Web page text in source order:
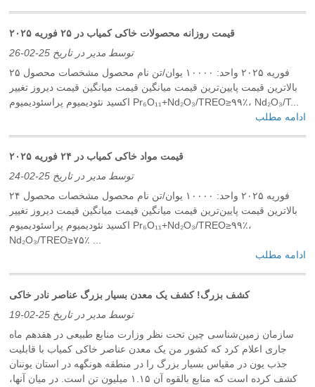
قیمت روزانه محصولات خاکی کمیاب در ۲۵ فوریه ۲۰۲۵
توسط مدیر در تاریخ 25-02-26
۲۵ فوریه ۲۰۲۵ واحد: ۱۰۰۰۰ یوان/تن نام محصول مشخصات محصول
بالاترین قیمت پایین‌ترین قیمت میانگین قیمت میانگین قیمت دیروز تغییر
اکسید نئودیمیوم پراسئودیمیوم Pr₆O₁₁+Nd₂O₃/TREO≥۹۹٪، Nd₂O₃/T...
ادامه مطلب
قیمت مواد خاکی کمیاب در ۲۴ فوریه ۲۰۲۵
توسط مدیر در تاریخ 25-02-24
۲۴ فوریه ۲۰۲۵ واحد: ۱۰۰۰۰ یوان/تن نام محصول مشخصات محصول
بالاترین قیمت پایین‌ترین قیمت میانگین قیمت میانگین قیمت دیروز تغییر
اکسید نئودیمیوم پراسئودیمیوم Pr₆O₁₁+Nd₂O₃/TREO≥۹۹٪،
Nd₂O₃/TREO≥۷۵٪ ...
ادامه مطلب
کشف بزرگ! کشف یک معدن بسیار بزرگ عناصر نادر خاکی
توسط مدیر در تاریخ 25-02-19
سازمان زمین‌شناسی چین تحت نظر وزارت منابع طبیعی در هفدهم ماه
جاری اعلام کرد که کشور من یک معدن عناصر خاکی کمیاب با قابلیت
جذب یون در مقیاس بسیار بزرگ را در منطقه هونگهه در استان یوننان
کشف کرده است که منابع بالقوه آن ۱.۱۵ میلیون تن است. در میان آنها،